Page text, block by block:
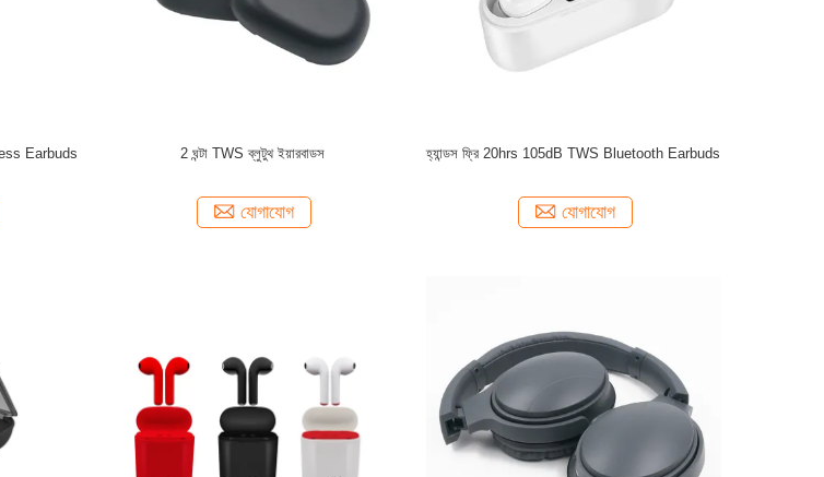
Earbuds
2 ঘন্টা TWS ব্লুটুথ ইয়ারবাডস
যোগাযোগ
হ্যান্ডস ফ্রি 20hrs 105dB TWS Bluetooth Earbuds
যোগাযোগ